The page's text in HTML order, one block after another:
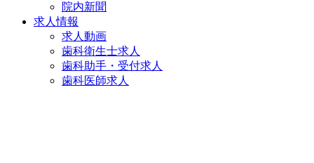
院内新聞
求人情報
求人動画
歯科衛生士求人
歯科助手・受付求人
歯科医師求人